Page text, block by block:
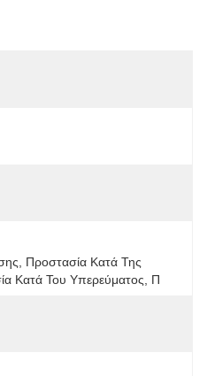
Προστασία Κατά Της
Κατά Του Υπερεύματος, Π